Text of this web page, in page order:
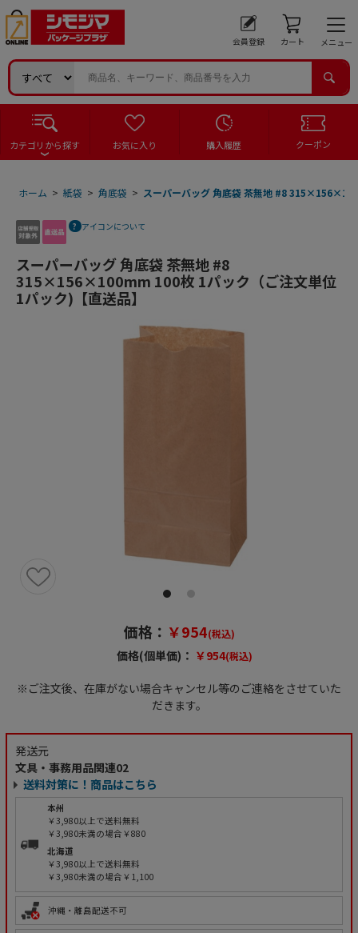
会員登録 カート メニュー
カテゴリから探す お気に入り 購入履歴 クーポン
ホーム > 紙袋 > 角底袋 > スーパーバッグ 角底袋 茶無地 #8
アイコンについて
スーパーバッグ 角底袋 茶無地 #8
315×156×100mm 100枚 1パック（ご注文単位
1パック)【直送品】
価格： ￥954(税込)
価格(個単価)： ￥954(税込)
※ご注文後、在庫がない場合キャンセル等のご連絡をさせていた
だきます。
発送元
文具・事務用品関連02
送料対策に！商品はこちら
本州
￥3,980以上で送料無料
￥3,980未満の場合￥880
北海道
￥3,980以上で送料無料
￥3,980未満の場合￥1,100
沖縄・離島配送不可